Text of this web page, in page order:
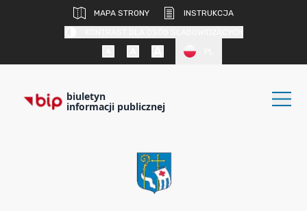
MAPA STRONY
INSTRUKCJA
biuletyn
informacji publicznej